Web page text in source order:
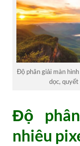
Độ phân giải màn
dọc, quyết
Độ
nhiêu